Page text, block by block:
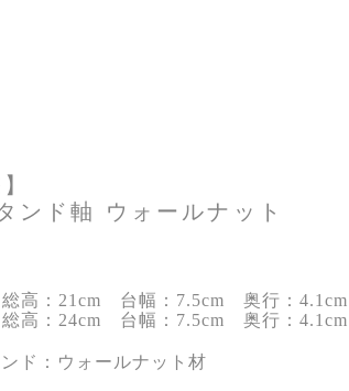
ンド軸 ウォールナット
高：21cm 台幅：7.5cm 奥行：4.1cm
高：24cm 台幅：7.5cm 奥行：4.1cm
ド：ウォールナット材